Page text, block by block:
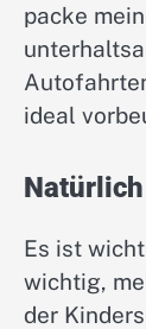
packe
ideal
Es ist
wichtig,
der